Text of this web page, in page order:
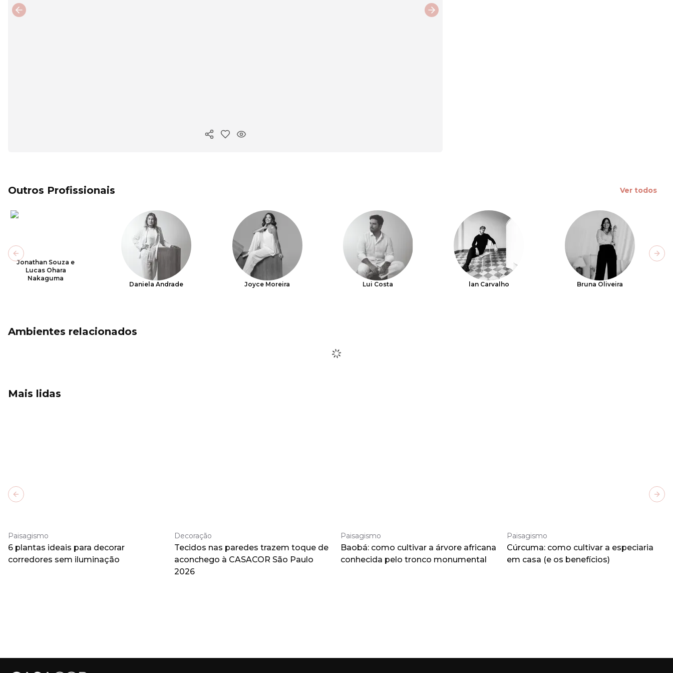
Copiar link
Previous slide Next slide
Outros Profissionais Ver todos
Jonathan Souza e
Lucas Ohara
Nakaguma
Daniela Andrade
Joyce Moreira Lui Costa lan Carvalho Bruna Oliveira
Previous slide
Ambientes relacionados
Mais lidas
Paisagismo
6 plantas ideais para decorar
corredores sem iluminação
Decoração
Tecidos nas paredes trazem toque de
aconchego à CASACOR São Paulo
2026
Paisagismo
Baobá: como cultivar a árvore africana
conhecida pelo tronco monumental
Paisagismo
Cúrcuma: como cultivar a especiaria
em casa (e os benefícios)
Previous slide